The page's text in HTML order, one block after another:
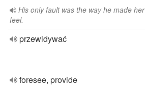
His only fault was the way he made her
feel.
przewidywać
foresee, provide